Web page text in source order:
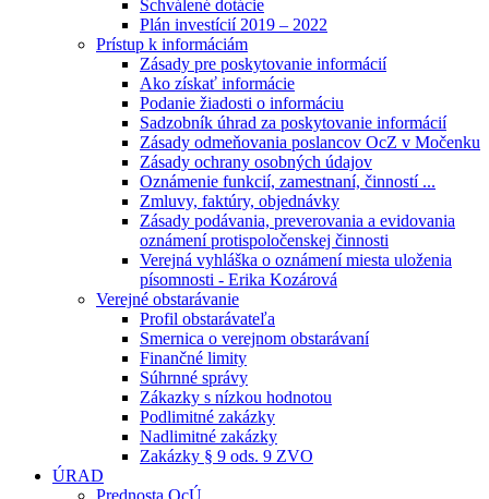
Schválené dotácie
Plán investícií 2019 – 2022
Prístup k informáciám
Zásady pre poskytovanie informácií
Ako získať informácie
Podanie žiadosti o informáciu
Sadzobník úhrad za poskytovanie informácií
Zásady odmeňovania poslancov OcZ v Močenku
Zásady ochrany osobných údajov
Oznámenie funkcií, zamestnaní, činností ...
Zmluvy, faktúry, objednávky
Zásady podávania, preverovania a evidovania
oznámení protispoločenskej činnosti
Verejná vyhláška o oznámení miesta uloženia
písomnosti - Erika Kozárová
Verejné obstarávanie
Profil obstarávateľa
Smernica o verejnom obstarávaní
Finančné limity
Súhrnné správy
Zákazky s nízkou hodnotou
Podlimitné zakázky
Nadlimitné zakázky
Zakázky § 9 ods. 9 ZVO
ÚRAD
Prednosta OcÚ